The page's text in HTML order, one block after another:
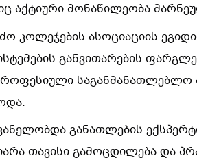
აქტიური მონაწილეობა
კოლეჯების ასოციაციის
განვითარების
საგანმანათლებლო
განათლების
თავისი გამოცდილება და